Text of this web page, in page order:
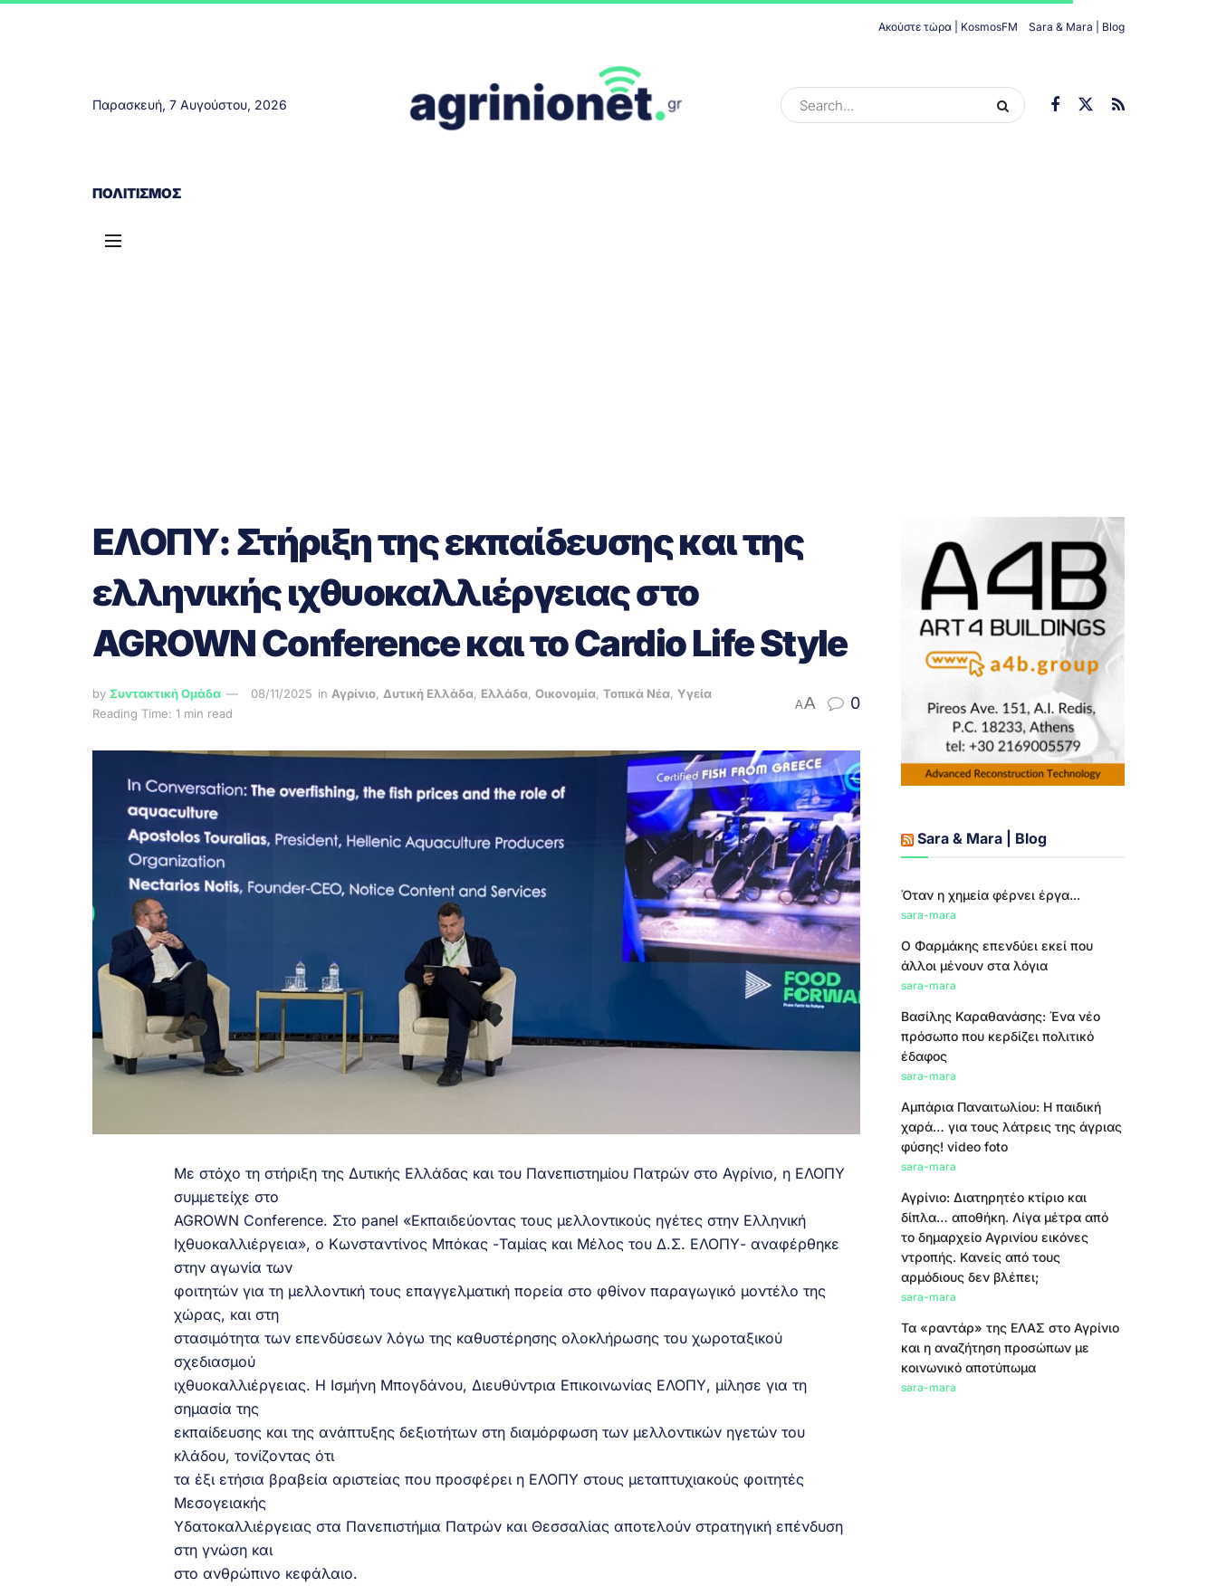
Ακούστε τώρα | KosmosFM Sara & Mara | Blog
Παρασκευή, 7 Αυγούστου, 2026
ΠΟΛΙΤΙΣΜΌΣ
ΕΛΟΠΥ: Στήριξη της εκπαίδευσης και της
ελληνικής ιχθυοκαλλιέργειας στο
AGROWN Conference και το Cardio Life Style
by Συντακτική Ομάδα 08/11/2025 in Αγρίνιο, Δυτική Ελλάδα, Ελλάδα, Οικονομία, Τοπικά Νέα, Υγεία
Reading Time: 1 min read
AA 0
Με στόχο τη στήριξη της Δυτικής Ελλάδας και του Πανεπιστημίου Πατρών στο Αγρίνιο, η ΕΛΟΠΥ
συμμετείχε στο
AGROWN Conference. Στο panel «Εκπαιδεύοντας τους μελλοντικούς ηγέτες στην Ελληνική
Ιχθυοκαλλιέργεια», ο Κωνσταντίνος Μπόκας -Ταμίας και Μέλος του Δ.Σ. ΕΛΟΠΥ- αναφέρθηκε
στην αγωνία των
φοιτητών για τη μελλοντική τους επαγγελματική πορεία στο φθίνον παραγωγικό μοντέλο της
χώρας, και στη
στασιμότητα των επενδύσεων λόγω της καθυστέρησης ολοκλήρωσης του χωροταξικού
σχεδιασμού
ιχθυοκαλλιέργειας. Η Ισμήνη Μπογδάνου, Διευθύντρια Επικοινωνίας ΕΛΟΠΥ, μίλησε για τη
σημασία της
εκπαίδευσης και της ανάπτυξης δεξιοτήτων στη διαμόρφωση των μελλοντικών ηγετών του
κλάδου, τονίζοντας ότι
τα έξι ετήσια βραβεία αριστείας που προσφέρει η ΕΛΟΠΥ στους μεταπτυχιακούς φοιτητές
Μεσογειακής
Υδατοκαλλιέργειας στα Πανεπιστήμια Πατρών και Θεσσαλίας αποτελούν στρατηγική επένδυση
στη γνώση και
στο ανθρώπινο κεφάλαιο.
Sara & Mara | Blog
Όταν η χημεία φέρνει έργα...
sara-mara
Ο Φαρμάκης επενδύει εκεί που
άλλοι μένουν στα λόγια
sara-mara
Βασίλης Καραθανάσης: Ένα νέο
πρόσωπο που κερδίζει πολιτικό
έδαφος
sara-mara
Αμπάρια Παναιτωλίου: Η παιδική
χαρά… για τους λάτρεις της άγριας
φύσης! video foto
sara-mara
Αγρίνιο: Διατηρητέο κτίριο και
δίπλα… αποθήκη. Λίγα μέτρα από
το δημαρχείο Αγρινίου εικόνες
ντροπής. Κανείς από τους
αρμόδιους δεν βλέπει;
sara-mara
Τα «ραντάρ» της ΕΛΑΣ στο Αγρίνιο
και η αναζήτηση προσώπων με
κοινωνικό αποτύπωμα
sara-mara